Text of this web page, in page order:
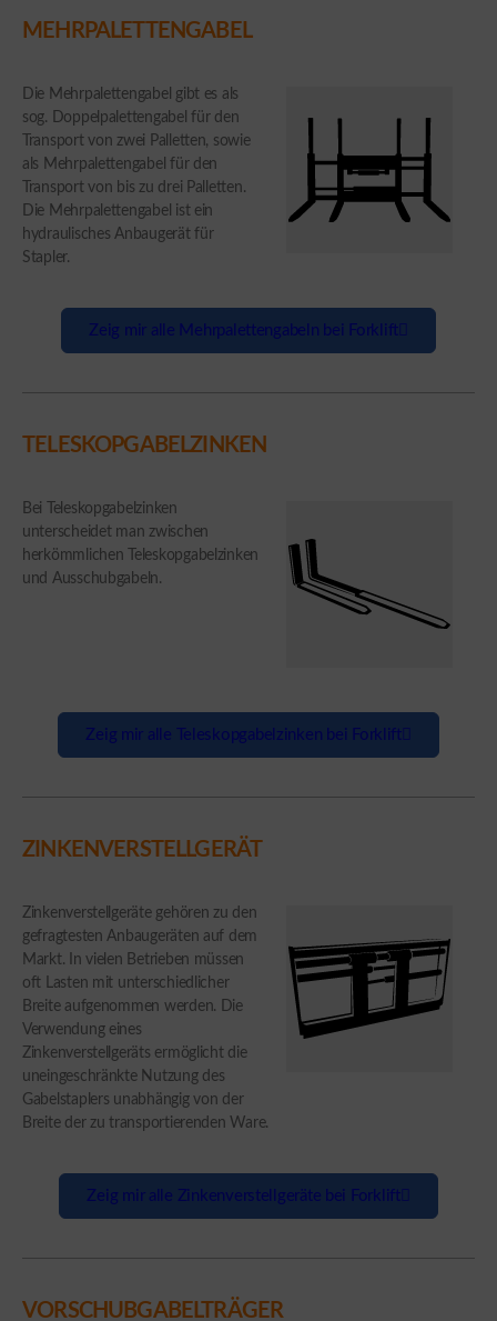
MEHRPALETTENGABEL
Die Mehrpalettengabel gibt es als
sog. Doppelpalettengabel für den
Transport von zwei Palletten, sowie
als Mehrpalettengabel für den
Transport von bis zu drei Palletten.
Die Mehrpalettengabel ist ein
hydraulisches Anbaugerät für
Stapler.
Zeig mir alle Mehrpalettengabeln bei Forklift
TELESKOPGABELZINKEN
Bei Teleskopgabelzinken
unterscheidet man zwischen
herkömmlichen Teleskopgabelzinken
und Ausschubgabeln.
Zeig mir alle Teleskopgabelzinken bei Forklift
ZINKENVERSTELLGERÄT
Zinkenverstellgeräte gehören zu den
gefragtesten Anbaugeräten auf dem
Markt. In vielen Betrieben müssen
oft Lasten mit unterschiedlicher
Breite aufgenommen werden. Die
Verwendung eines
Zinkenverstellgeräts ermöglicht die
uneingeschränkte Nutzung des
Gabelstaplers unabhängig von der
Breite der zu transportierenden Ware.
Zeig mir alle Zinkenverstellgeräte bei Forklift
VORSCHUBGABELTRÄGER